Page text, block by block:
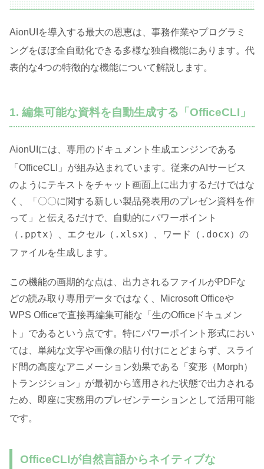
AionUIを導入する最大の恩恵は、事務作業やプログラミ
ングをほぼ全自動化できる多様な独自機能にあります。代
表的な4つの特徴的な機能について解説します。
1. 編集可能な資料を自動生成する「OfficeCLI」
AionUIには、専用のドキュメント生成エンジンである
「OfficeCLI」が組み込まれています。従来のAIサービス
のようにテキストをチャット画面上に出力するだけではな
く、「〇〇に関する新しい製品発表用のプレゼン資料を作
って」と伝えるだけで、自動的にパワーポイント
（ .pptx）、エクセル（ .xlsx）、ワード（ .docx）の
ファイルを生成します。
この機能の画期的な点は、出力されるファイルがPDFな
どの読み取り専用データではなく、Microsoft Officeや
WPS Officeで直接再編集可能な「生のOfficeドキュメン
ト」であるという点です。特にパワーポイント形式におい
ては、単純な文字や画像の貼り付けにとどまらず、スライ
ド間の高度なアニメーション効果である「変形（Morph）
トランジション」が最初から適用された状態で出力される
ため、即座に実務用のプレゼンテーションとして活用可能
です。
OfficeCLIが自然言語からネイティブな